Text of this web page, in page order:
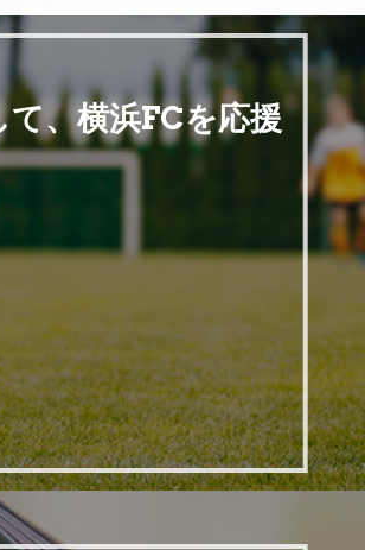
、横浜FCを応援